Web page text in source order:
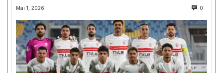
Mai 1, 2026 0